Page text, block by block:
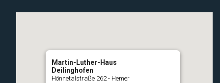
Martin-Luther-Haus
Deilinghofen
Hönnetalstraße 262 - Hemer